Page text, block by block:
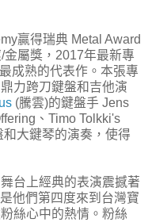
贏得瑞典 Metal Award
屬獎，2017年最新專
成熟的代表作。本張專
力跨刀鍵盤和吉他演
(騰雲)的鍵盤手 Jens
、Timo Tolkki's
大鍵琴的演奏，使得
台上經典的表演震撼著
他們第四度來到台灣寶
絲心中的熱情。粉絲